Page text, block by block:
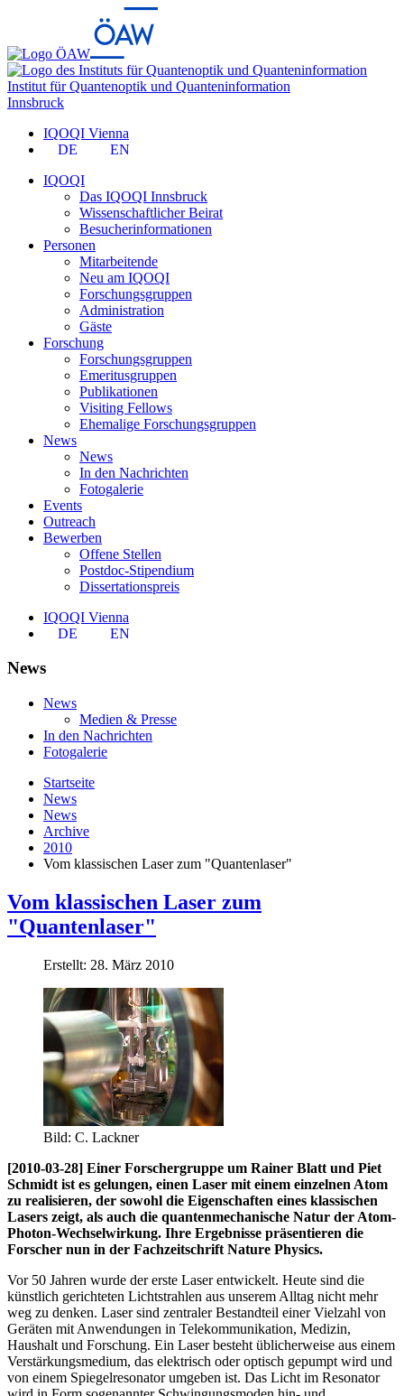
Institut für Quantenoptik und Quanteninformation
Innsbruck
IQOQI Vienna
DE
EN
IQOQI
Das IQOQI Innsbruck
Wissenschaftlicher Beirat
Besucherinformationen
Personen
Mitarbeitende
Neu am IQOQI
Forschungsgruppen
Administration
Gäste
Forschung
Forschungsgruppen
Emeritusgruppen
Publikationen
Visiting Fellows
Ehemalige Forschungsgruppen
News
News
In den Nachrichten
Fotogalerie
Events
Outreach
Bewerben
Offene Stellen
Postdoc-Stipendium
Dissertationspreis
IQOQI Vienna
DE
EN
News
News
Medien & Presse
In den Nachrichten
Fotogalerie
Startseite
News
News
Archive
2010
Vom klassischen Laser zum "Quantenlaser"
Vom klassischen Laser zum
"Quantenlaser"
Erstellt: 28. März 2010
Bild: C. Lackner
[2010-03-28] Einer Forschergruppe um Rainer Blatt und Piet
Schmidt ist es gelungen, einen Laser mit einem einzelnen Atom
zu realisieren, der sowohl die Eigenschaften eines klassischen
Lasers zeigt, als auch die quantenmechanische Natur der Atom-
Photon-Wechselwirkung. Ihre Ergebnisse präsentieren die
Forscher nun in der Fachzeitschrift Nature Physics.
Vor 50 Jahren wurde der erste Laser entwickelt. Heute sind die
künstlich gerichteten Lichtstrahlen aus unserem Alltag nicht mehr
weg zu denken. Laser sind zentraler Bestandteil einer Vielzahl von
Geräten mit Anwendungen in Telekommunikation, Medizin,
Haushalt und Forschung. Ein Laser besteht üblicherweise aus einem
Verstärkungsmedium, das elektrisch oder optisch gepumpt wird und
von einem Spiegelresonator umgeben ist. Das Licht im Resonator